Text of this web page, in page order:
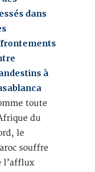
dans
à
toute
du
le
souffre
l’afflux